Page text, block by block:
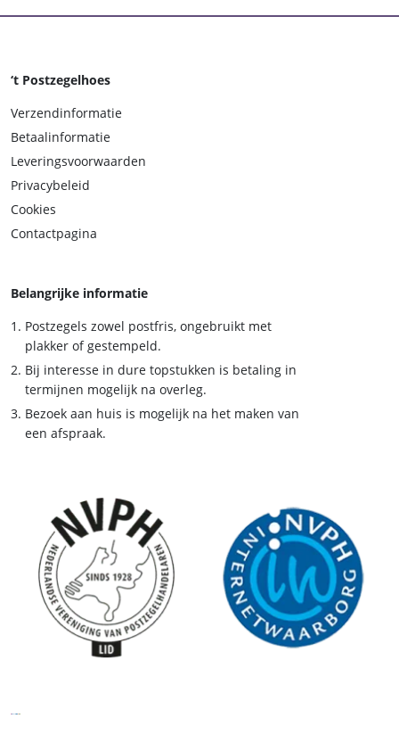
‘t Postzegelhoes
Verzendinformatie
Betaalinformatie
Leveringsvoorwaarden
Privacybeleid
Cookies
Contactpagina
Belangrijke informatie
Postzegels zowel postfris, ongebruikt met
plakker of gestempeld.
Bij interesse in dure topstukken is betaling in
termijnen mogelijk na overleg.
Bezoek aan huis is mogelijk na het maken van
een afspraak.